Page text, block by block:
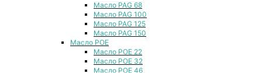
Масло PAG 68
Масло PAG 100
Масло PAG 125
Масло PAG 150
Масло POE
Масло POE 22
Масло POE 32
Масло POE 46